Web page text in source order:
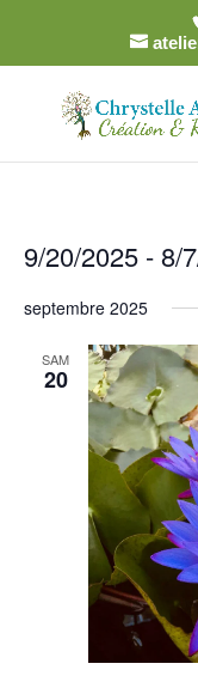
9/20/2025 - 8/
une
septembre 2025
SAM
20